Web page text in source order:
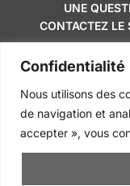
Confidentialité
Nous utilisons des
de navigation et
accepter », vous
UNE
CONTACTEZ LE
ACCUEIL
Mentions légales